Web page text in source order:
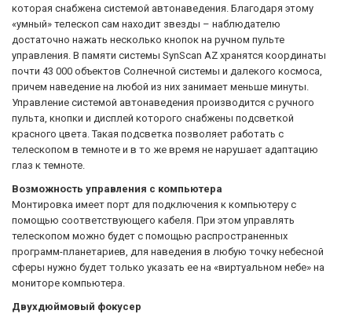
которая снабжена системой автонаведения. Благодаря этому
«умный» телескоп сам находит звезды – наблюдателю
достаточно нажать несколько кнопок на ручном пульте
управления. В памяти системы SynScan AZ хранятся координаты
почти 43 000 объектов Солнечной системы и далекого космоса,
причем наведение на любой из них занимает меньше минуты.
Управление системой автонаведения производится с ручного
пульта, кнопки и дисплей которого снабжены подсветкой
красного цвета. Такая подсветка позволяет работать с
телескопом в темноте и в то же время не нарушает адаптацию
глаз к темноте.
Возможность управления с компьютера
Монтировка имеет порт для подключения к компьютеру с
помощью соответствующего кабеля. При этом управлять
телескопом можно будет с помощью распространенных
программ-планетариев, для наведения в любую точку небесной
сферы нужно будет только указать ее на «виртуальном небе» на
мониторе компьютера.
Двухдюймовый фокусер